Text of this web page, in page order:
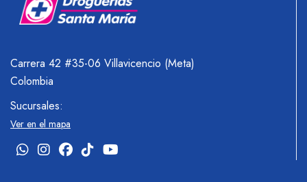
Carrera 42 #35-06 Villavicencio (Meta)
Colombia
Sucursales:
Ver en el mapa